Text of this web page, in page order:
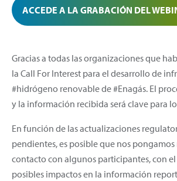
ACCEDE A LA GRABACIÓN DEL
Gracias a todas las organizaciones que
la Call For Interest para el desarrollo de
#hidrógeno renovable de #Enagás. El
y la información recibida será clave para
En función de las actualizaciones
pendientes, es posible que nos
contacto con algunos participantes, con
posibles impactos en la información